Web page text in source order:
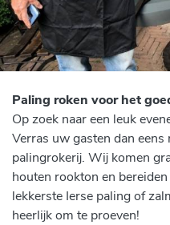
Paling roken voor het
Op zoek naar een leuk
Verras uw gasten dan
palingrokerij. Wij komen
houten rookton en
lekkerste Ierse paling of
heerlijk om te proeven!